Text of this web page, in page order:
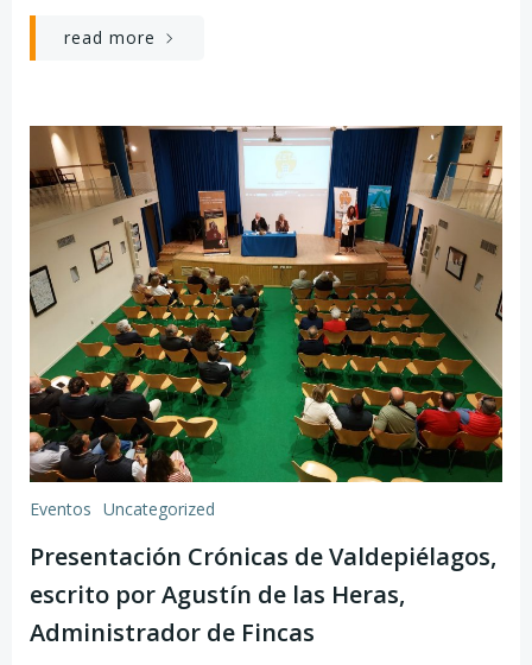
read more
Eventos Uncategorized
Presentación Crónicas de Valdepiélagos,
escrito por Agustín de las Heras,
Administrador de Fincas